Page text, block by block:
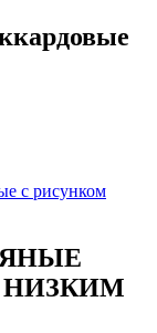
с рисунком
НИЗКИМ